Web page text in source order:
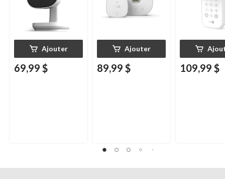
Ajouter
69,99 $
Ajouter
89,99 $ 109,99 $